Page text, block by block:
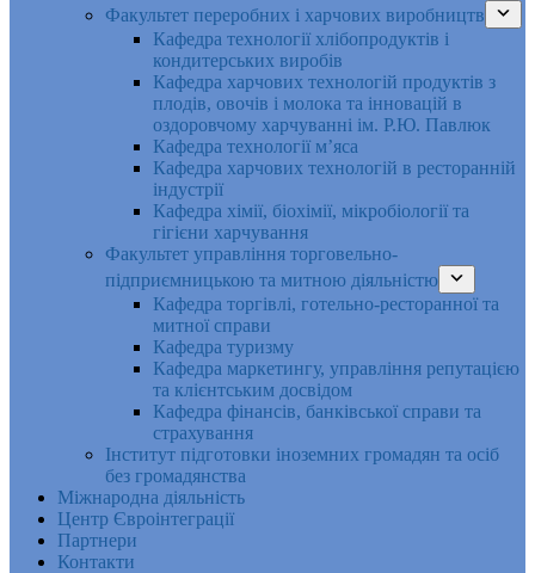
Факультет переробних і харчових виробництв
Кафедра технології хлібопродуктів і
кондитерських виробів
Кафедра харчових технологій продуктів з
плодів, овочів і молока та інновацій в
оздоровчому харчуванні ім. Р.Ю. Павлюк
Кафедра технології м’яса
Кафедра харчових технологій в ресторанній
індустрії
Кафедра хімії, біохімії, мікробіології та
гігієни харчування
Факультет управління торговельно-
підприємницькою та митною діяльністю
Кафедра торгівлі, готельно-ресторанної та
митної справи
Кафедра туризму
Кафедра маркетингу, управління репутацією
та клієнтським досвідом
Кафедра фінансів, банківської справи та
страхування
Інститут підготовки іноземних громадян та осіб
без громадянства
Міжнародна діяльність
Центр Євроінтеграції
Партнери
Контакти